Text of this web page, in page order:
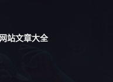
站文章大全